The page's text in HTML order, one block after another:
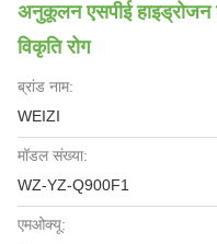
अनुकूलन एसपीई
विकृति रोग
ब्रांड नाम:
WEIZI
मॉडल संख्या:
WZ-YZ-Q900F1
एमओक्यू: